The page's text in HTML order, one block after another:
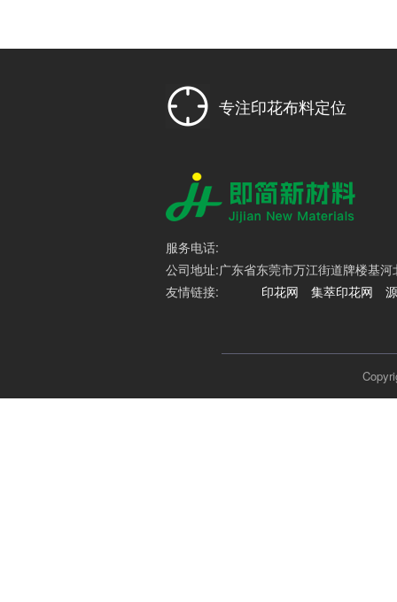
专注印花布料定位
服务电话:
公司地址:广东省东莞市万江街道牌楼基
友情链接:
印花网 集萃印花网